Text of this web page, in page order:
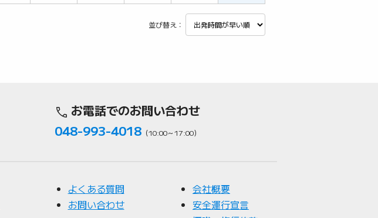
並び替え：
お電話でのお問い合わせ
048-993-4018 （10:00～17:00）
よくある質問
お問い合わせ
会社概要
安全運行宣言